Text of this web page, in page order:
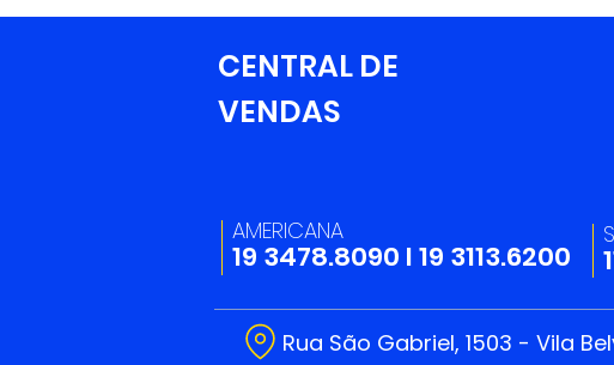
CENTRAL DE
VENDAS
AMERICANA
19 3478.8090 I19 3113.6200
Rua São Gabriel, 1503 - Vila